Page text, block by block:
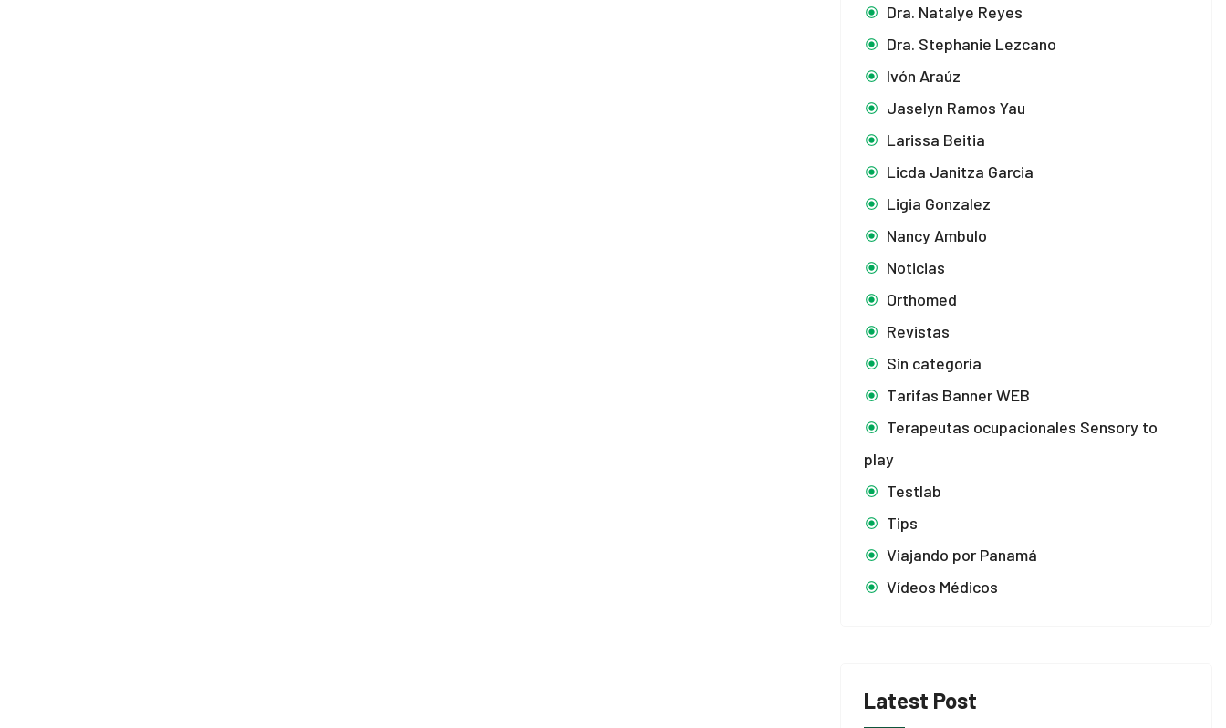
Dra. Natalye Reyes
Dra. Stephanie Lezcano
Ivón Araúz
Jaselyn Ramos Yau
Larissa Beitia
Licda Janitza Garcia
Ligia Gonzalez
Nancy Ambulo
Noticias
Orthomed
Revistas
Sin categoría
Tarifas Banner WEB
Terapeutas ocupacionales Sensory to
play
Testlab
Tips
Viajando por Panamá
Vídeos Médicos
Latest Post